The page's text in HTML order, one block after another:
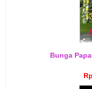
Bunga